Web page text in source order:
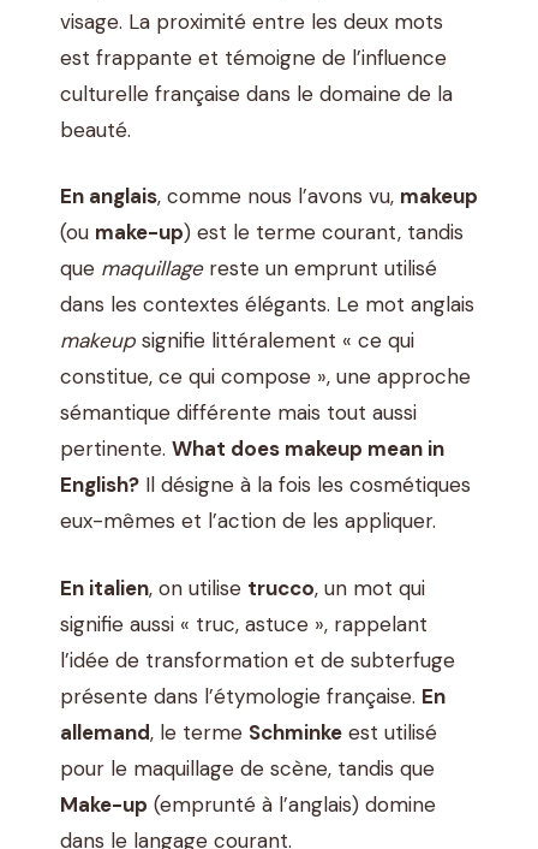
visage. La proximité entre les deux mots
est frappante et témoigne de l’influence
culturelle française dans le domaine de la
beauté.
En anglais, comme nous l’avons vu, makeup
(ou make-up) est le terme courant, tandis
que maquillagereste un emprunt utilisé
dans les contextes élégants. Le mot anglais
makeup signifie littéralement « ce qui
constitue, ce qui compose », une approche
sémantique différente mais tout aussi
pertinente. What does makeup mean in
English? Il désigne à la fois les cosmétiques
eux-mêmes et l’action de les appliquer.
En italien, on utilise trucco, un mot qui
signifie aussi « truc, astuce », rappelant
l’idée de transformation et de subterfuge
présente dans l’étymologie française. En
allemand, le terme Schminke est utilisé
pour le maquillage de scène, tandis que
Make-up (emprunté à l’anglais) domine
dans le langage courant.